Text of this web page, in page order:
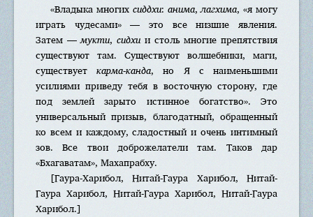
«Владыка многих сиддхи: анима,лагхима, «я могу
играть чудесами» — это все низшие явления.
Затем —мукти,сидхии столь многие препятствия
существуют там. Существуют волшебники, маги,
существуеткарма-канда, но Я с наименьшими
усилиями приведу тебя в восточную сторону, где
под землей зарыто истинное богатство». Это
универсальный призыв, благодатный, обращенный
ко всем и каждому, сладостный и очень интимный
зов. Все твои доброжелатели там. Таков дар
«Бхагаватам», Махапрабху.
[Гаура-Харибол, Нитай-Гаура Харибол, Нитай-
Гаура Харибол, Нитай-Гаура Харибол, Нитай-Гаура
Харибол.]